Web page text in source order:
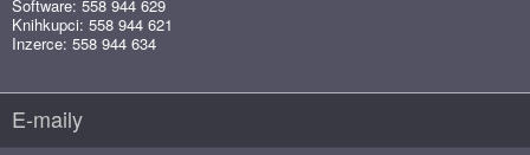
Software: 558 944 629
Knihkupci: 558 944 621
Inzerce: 558 944 634
E-maily